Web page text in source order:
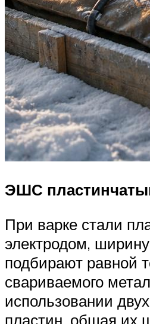
ЭШС
При варке стали
электродом,
подбирают равной
свариваемого
использовании
пластин, общая их